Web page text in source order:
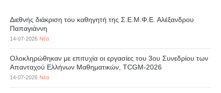
Διεθνής διάκριση του καθηγητή της Σ.Ε.Μ.Φ.Ε. Αλέξανδρου
Παπαγιάννη
14-07-2026 Νέα
Ολοκληρώθηκαν με επιτυχία οι εργασίες του 3ου Συνεδρίου των
Απανταχού Ελλήνων Μαθηματικών, TCGM-2026
14-07-2026 Νέα